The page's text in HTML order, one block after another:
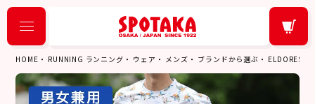
HOME RUNNING ランニング ウェア メンズ ブランドから選ぶ ELDORESO